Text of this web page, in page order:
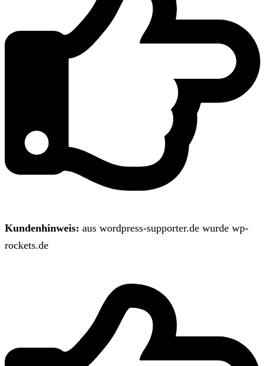
Kundenhinweis: aus wordpress-supporter.de wurde wp-
rockets.de